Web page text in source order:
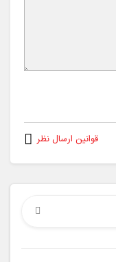
قوانین ارسال نظر